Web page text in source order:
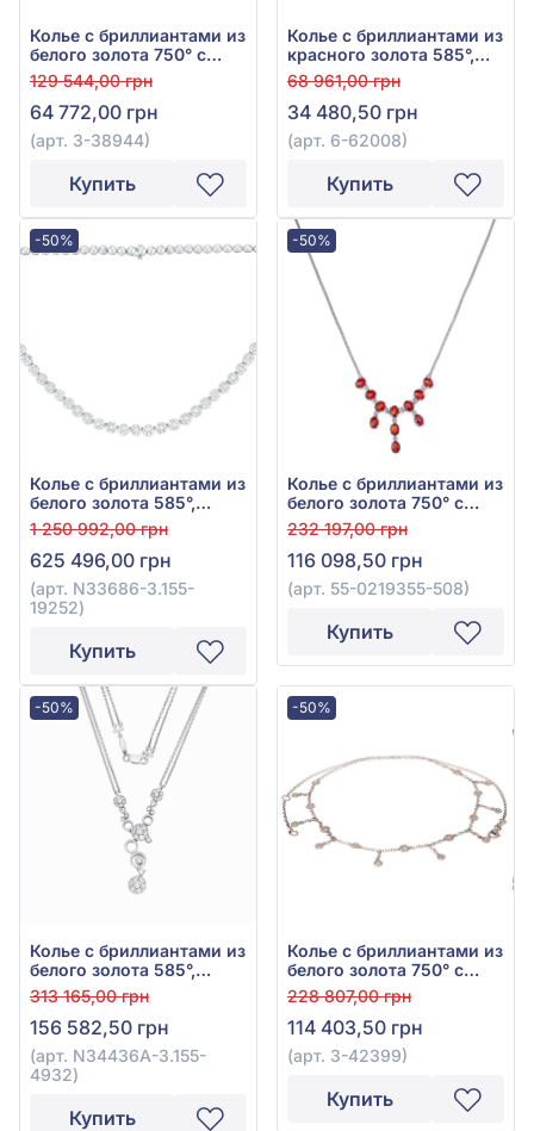
Колье с бриллиантами из
белого золота 750° с
бриллиантом 0,29ct, арт.
3-38944
129 544,00 грн
64 772,00 грн
(арт. 3-38944)
Купить
Колье с бриллиантами из
красного золота 585°,
бриллиант 0,12ct, арт. 6-
62008
68 961,00 грн
34 480,50 грн
(арт. 6-62008)
Купить
-50%
Колье с бриллиантами из
белого золота 585°,
бриллиант 6,48ct, арт.
N33686-3.155-19252
1 250 992,00 грн
625 496,00 грн
(арт. N33686-3.155-
19252)
Купить
-50%
Колье с бриллиантами из
белого золота 750° с
гранатом 4,54ct и
бриллиантом 0,09ct, арт.
55-0219355-508
232 197,00 грн
116 098,50 грн
(арт. 55-0219355-508)
Купить
-50%
Колье с бриллиантами из
белого золота 585°,
бриллиант 1,3ct, арт.
N34436A-3.155-4932
313 165,00 грн
156 582,50 грн
(арт. N34436A-3.155-
4932)
Купить
-50%
Колье с бриллиантами из
белого золота 750° с
бриллиантом 0,6ct, арт.
3-42399
228 807,00 грн
114 403,50 грн
(арт. 3-42399)
Купить